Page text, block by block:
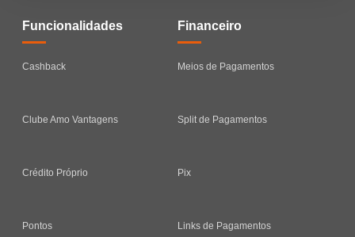
Funcionalidades
Cashback
Clube Amo Vantagens
Crédito Próprio
Pontos
Financeiro
Meios de Pagamentos
Split de Pagamentos
Pix
Links de Pagamentos